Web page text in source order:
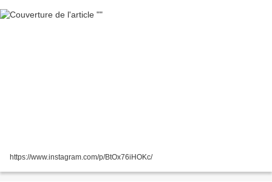
https://www.instagram.com/p/BtOx76iHOKc/